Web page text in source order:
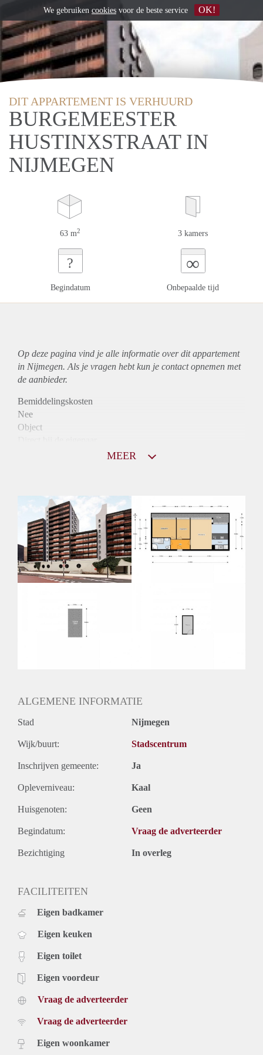
DIT APPARTEMENT IS VERHUURD
BURGEMEESTER
HUSTINXSTRAAT IN
NIJMEGEN
63 m2 3 kamers
?
Begindatum
∞
Onbepaalde tijd
Op deze pagina vind je alle informatie over ditappartement
in Nijmegen. Als je vragen hebt kun je contact opnemen met
de aanbieder.
Bemiddelingskosten
Nee
Object
Huurtoeslag
Niet mogelijk
Inkomen eis
2,9 X Maandhuur Bruto
Huurtermijn
Onbepaalde termijn
Oplevering
MEER
ALGEMENE INFORMATIE
Stad Nijmegen
Wijk/buurt: Stadscentrum
Inschrijven gemeente: Ja
Opleverniveau: Kaal
Huisgenoten: Geen
Begindatum: Vraag de adverteerder
Bezichtiging In overleg
FACILITEITEN
Eigen badkamer
Eigen keuken
Eigen toilet
Eigen voordeur
Vraag de adverteerder
Vraag de adverteerder
Eigen woonkamer
We gebruiken cookies voor de beste service OK!